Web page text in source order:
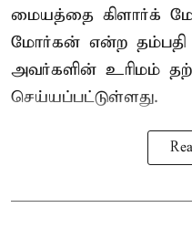
மையத்தை கிளார்க்
மோர்கன் என்ற தம்பதி
அவர்களின் உரிமம்
செய்யப்பட்டுள்ளது.